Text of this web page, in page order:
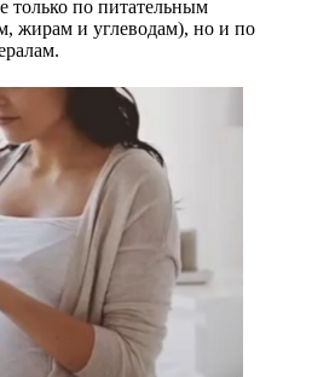
только по питательным
жирам и углеводам), но и по